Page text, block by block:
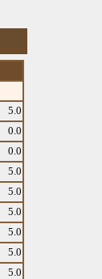
5.0
0.0
0.0
5.0
5.0
5.0
5.0
5.0
5.0